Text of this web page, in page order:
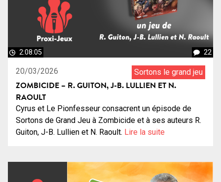
2:08:05 22
20/03/2026 Sortons le grand jeu
ZOMBICIDE – R. GUITON, J-B. LULLIEN ET N.
RAOULT
Cyrus et Le Pionfesseur consacrent un épisode de
Sortons de Grand Jeu à Zombicide et à ses auteurs R.
Guiton, J-B. Lullien et N. Raoult. Lire la suite